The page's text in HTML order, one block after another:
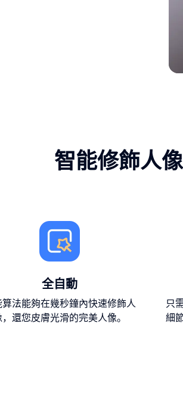
智能修飾人
全自動
算法能夠在幾秒鐘內快速修飾人
，還您皮膚光滑的完美人像。
只
細